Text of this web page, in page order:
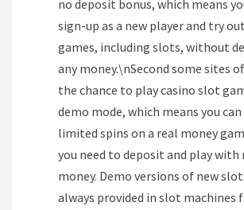
no deposit bonus, which means
sign-up as a new player and try
games, including slots, without
any money.\nSecond some sites
the chance to play casino slot
demo mode, which means you
limited spins on a real money
you need to deposit and play with
money. Demo versions of new
always provided in slot machines